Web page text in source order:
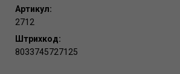
Артикул:
2712
Штрихкод:
8033745727125